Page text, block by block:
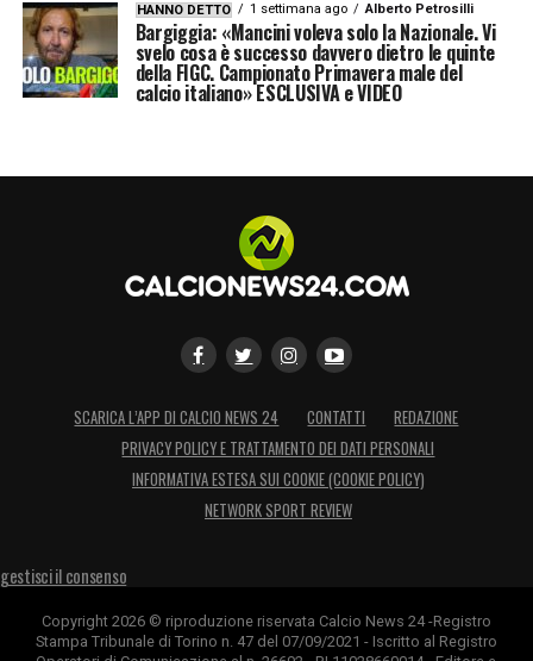
entrambe le nazionali.
LEGGI LE ULTIMISSIME DELLA SERIE A
HANNO DETTO 1 settimana ago Alberto Petrosilli
Bargiggia: «Mancini voleva solo la Nazionale. Vi
svelo cosa è successo davvero dietro le quinte
della FIGC. Campionato Primavera male del
calcio italiano» ESCLUSIVA e VIDEO
SCARICA L’APP DI CALCIO NEWS 24 CONTATTI
REDAZIONE
PRIVACY POLICY E TRATTAMENTO DEI DATI PERSONALI
INFORMATIVA ESTESA SUI COOKIE (COOKIE POLICY)
NETWORK SPORT REVIEW
gestisci il consenso
Copyright 2026 © riproduzione riservata Calcio News 24 -Registro
Stampa Tribunale di Torino n. 47 del 07/09/2021 - Iscritto al Registro